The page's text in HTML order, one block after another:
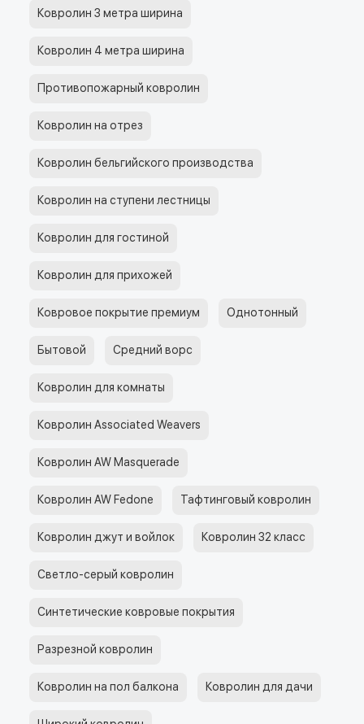
Ковролин 3 метра ширина
Ковролин 4 метра ширина
Противопожарный ковролин
Ковролин на отрез
Ковролин бельгийского производства
Ковролин на ступени лестницы
Ковролин для гостиной
Ковролин для прихожей
Ковровое покрытие премиум Однотонный
Бытовой Средний ворс
Ковролин для комнаты
Ковролин Associated Weavers
Ковролин AW Masquerade
Ковролин AW Fedone Тафтинговый ковролин
Ковролин джут и войлок Ковролин 32 класс
Светло-серый ковролин
Синтетические ковровые покрытия
Разрезной ковролин
Ковролин на пол балкона Ковролин для дачи